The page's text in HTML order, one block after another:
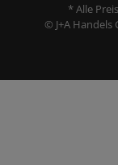
* Alle
© J+A Handels